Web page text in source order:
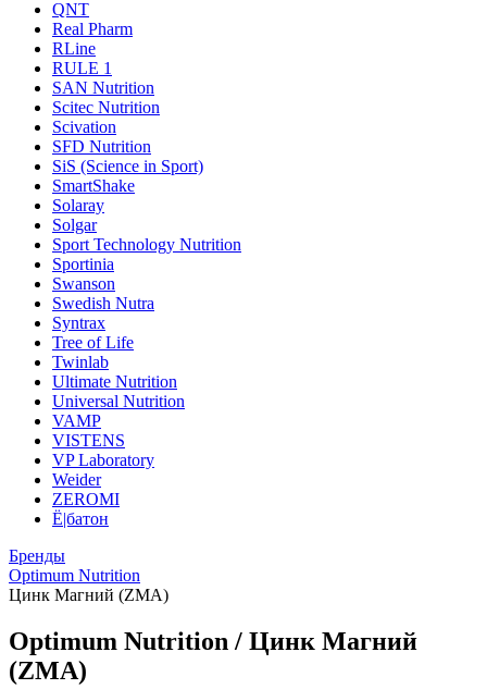
QNT
Real Pharm
RLine
RULE 1
SAN Nutrition
Scitec Nutrition
Scivation
SFD Nutrition
SiS (Science in Sport)
SmartShake
Solaray
Solgar
Sport Technology Nutrition
Sportinia
Swanson
Swedish Nutra
Syntrax
Tree of Life
Twinlab
Ultimate Nutrition
Universal Nutrition
VAMP
VISTENS
VP Laboratory
Weider
ZEROMI
Ё|батон
Бренды
Optimum Nutrition
Цинк Магний (ZMA)
Optimum Nutrition / Цинк Магний
(ZMA)